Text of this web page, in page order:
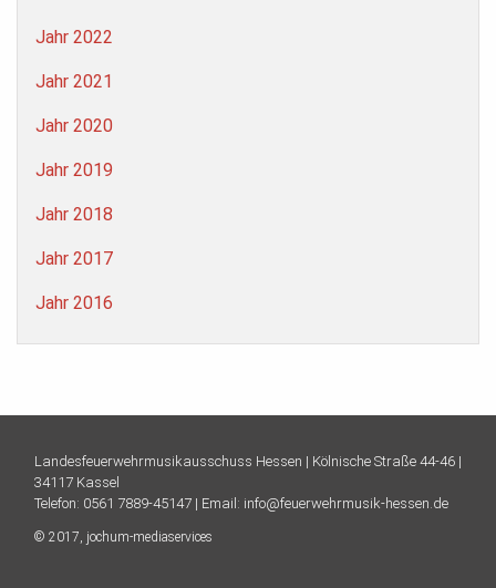
Jahr 2022
Jahr 2021
Jahr 2020
Jahr 2019
Jahr 2018
Jahr 2017
Jahr 2016
Landesfeuerwehrmusikausschuss Hessen | Kölnische Straße 44-46 |
34117 Kassel
Telefon: 0561 7889-45147 | Email: info@feuerwehrmusik-hessen.de
© 2017, jochum-mediaservices